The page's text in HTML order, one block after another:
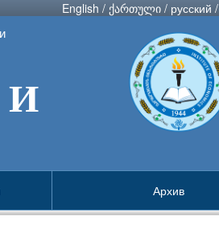
English / ქართული / русский /
И
Архив